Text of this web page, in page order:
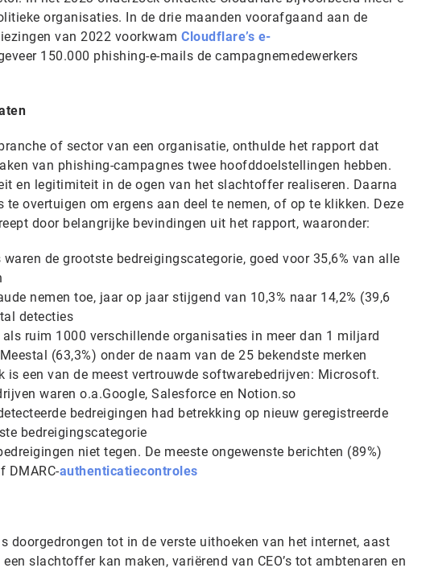
organisaties. In de drie maanden voorafgaand aan de
van 2022 voorkwam Cloudflare’s e-
150.000 phishing-e-mails de campagnemedewerkers
of sector van een organisatie, onthulde het rapport dat
van phishing-campagnes twee hoofddoelstellingen hebben.
en legitimiteit in de ogen van het slachtoffer realiseren. Daarna
overtuigen om ergens aan deel te nemen, of op te klikken. Deze
door belangrijke bevindingen uit het rapport, waaronder:
de grootste bedreigingscategorie, goed voor 35,6% van alle
nemen toe, jaar op jaar stijgend van 10,3% naar 14,2% (39,6
detecties
ruim 1000 verschillende organisaties in meer dan 1 miljard
(63,3%) onder de naam van de 25 bekendste merken
is een van de meest vertrouwde softwarebedrijven: Microsoft.
waren o.a.Google, Salesforce en Notion.so
bedreigingen had betrekking op nieuw geregistreerde
bedreigingscategorie
niet tegen. De meeste ongewenste berichten (89%)
DMARC-authenticatiecontroles
doorgedrongen tot in de verste uithoeken van het internet, aast
slachtoffer kan maken, variërend van CEO’s tot ambtenaren en